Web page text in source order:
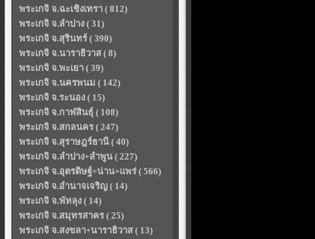
พระเกจิ จ.ฉะเชิงเทรา ( 812)
พระเกจิ จ.ลำปาง ( 31)
พระเกจิ จ.สุรินทร์ ( 390)
พระเกจิ จ.นาราธิวาส ( 8)
พระเกจิ จ.พะเยา ( 39)
พระเกจิ จ.นครพนม ( 142)
พระเกจิ จ.ระนอง ( 15)
พระเกจิ จ.กาฬสินธุ์ ( 108)
พระเกจิ จ.สกลนคร ( 247)
พระเกจิ จ.สุราษฎร์ธานี ( 40)
พระเกจิ จ.ลำปาง+ลำพูน ( 227)
พระเกจิ จ.อุตรดิษฐ์+น่าน+แพร่ ( 566)
พระเกจิ จ.อำนาจเจริญ ( 14)
พระเกจิ จ.พัทลุง ( 14)
พระเกจิ จ.สมุทรสาคร ( 25)
พระเกจิ จ.สงขลา+นาราธิวาส ( 13)